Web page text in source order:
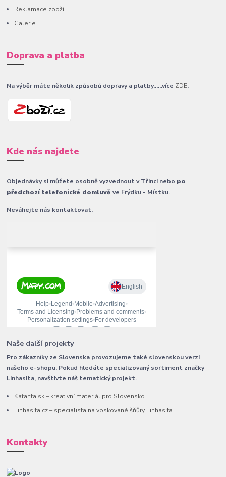
Reklamace zboží
Galerie
Doprava a platba
Na výběr máte několik způsobů dopravy a platby......více ZDE.
Kde nás najdete
Objednávky si můžete osobně vyzvednout v Třinci nebo po
předchozí telefonické domluvěve Frýdku - Místku.
Neváhejte nás kontaktovat.
Naše další projekty
Pro zákazníky ze Slovenska provozujeme také slovenskou verzi
našeho e-shopu. Pokud hledáte specializovaný sortiment značky
Linhasita, navštivte náš tematický projekt.
Kafanta.sk – kreativní materiál pro Slovensko
Linhasita.cz – specialista na voskované šňůry Linhasita
Kontakty